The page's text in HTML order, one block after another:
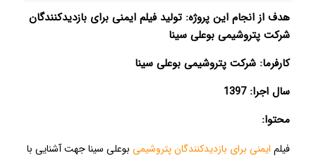
هدف از انجام این پروژه: تولید فیلم ایمنی برای بازدیدکنندگان
شرکت پتروشیمی بوعلی سینا
کارفرما: شرکت پتروشیمی بوعلی سینا
سال اجرا: 1397
محتوا:
فیلم ایمنی برای بازدیدکنندگان پتروشیمیبوعلی سینا جهت آشنایی با